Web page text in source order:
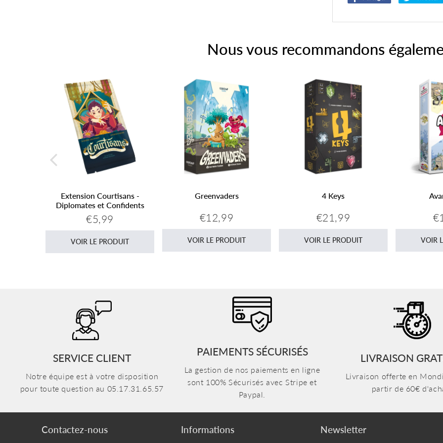
Nous vous recommandons
Extension Courtisans -
Diplomates et Confidents
Prix
régulier
€5,99
VOIR LE PRODUIT
Greenvaders
Prix
régulier
€12,99
VOIR LE PRODUIT
4 Keys
Prix
régulier
€21,99
VOIR LE PRODUIT VOIR
SERVICE CLIENT
Notre équipe est à votre disposition
pour toute question au 05.17.31.65.57
PAIEMENTS SÉCURISÉS
La gestion de nos paiements en ligne
sont 100% Sécurisés avec Stripe et
Paypal.
LIVRAISON
Livraison offerte en
partir de 60€
Contactez-nous Informations Newsletter